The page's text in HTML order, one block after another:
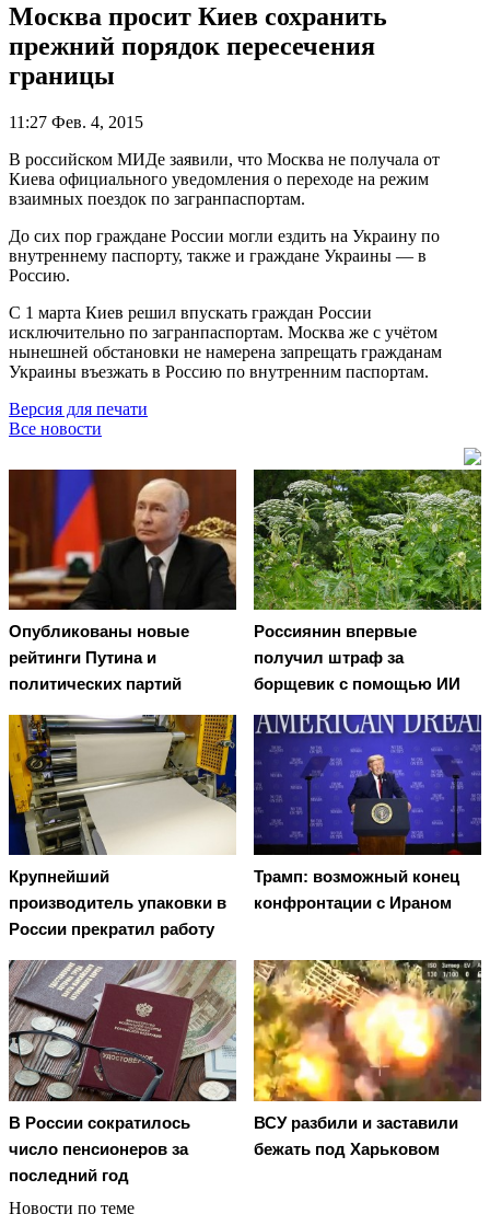
Москва просит Киев сохранить
прежний порядок пересечения
границы
11:27 Фев. 4, 2015
В российском МИДе заявили, что Москва не получала от
Киева официального уведомления о переходе на режим
взаимных поездок по загранпаспортам.
До сих пор граждане России могли ездить на Украину по
внутреннему паспорту, также и граждане Украины — в
Россию.
С 1 марта Киев решил впускать граждан России
исключительно по загранпаспортам. Москва же с учётом
нынешней обстановки не намерена запрещать гражданам
Украины въезжать в Россию по внутренним паспортам.
Версия для печати
Все новости
Опубликованы новые
рейтинги Путина и
политических партий
Россиянин впервые
получил штраф за
борщевик с помощью ИИ
Крупнейший
производитель упаковки в
России прекратил работу
Трамп: возможный конец
конфронтации с Ираном
В России сократилось
число пенсионеров за
последний год
ВСУ разбили и заставили
бежать под Харьковом
Новости по теме